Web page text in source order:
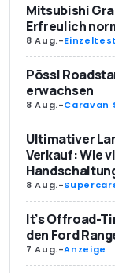
Mitsubishi
Erfreulich
8 Aug.-
Pössl
erwachsen
8 Aug.-Caravan
Ultimativer
Verkauf: Wie
8 Aug.-
It’s Offroad-
den Ford
7 Aug.-Anzeige